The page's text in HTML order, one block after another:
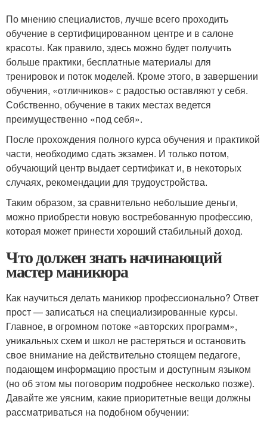
По мнению специалистов, лучше всего проходить
обучение в сертифицированном центре и в салоне
красоты. Как правило, здесь можно будет получить
больше практики, бесплатные материалы для
тренировок и поток моделей. Кроме этого, в завершении
обучения, «отличников» с радостью оставляют у себя.
Собственно, обучение в таких местах ведется
преимущественно «под себя».
После прохождения полного курса обучения и практикой
части, необходимо сдать экзамен. И только потом,
обучающий центр выдает сертификат и, в некоторых
случаях, рекомендации для трудоустройства.
Таким образом, за сравнительно небольшие деньги,
можно приобрести новую востребованную профессию,
которая может принести хороший стабильный доход.
Что должен знать начинающий
мастер маникюра
Как научиться делать маникюр профессионально? Ответ
прост — записаться на специализированные курсы.
Главное, в огромном потоке «авторских программ»,
уникальных схем и школ не растеряться и остановить
свое внимание на действительно стоящем педагоге,
подающем информацию простым и доступным языком
(но об этом мы поговорим подробнее несколько позже).
Давайте же уясним, какие приоритетные вещи должны
рассматриваться на подобном обучении: